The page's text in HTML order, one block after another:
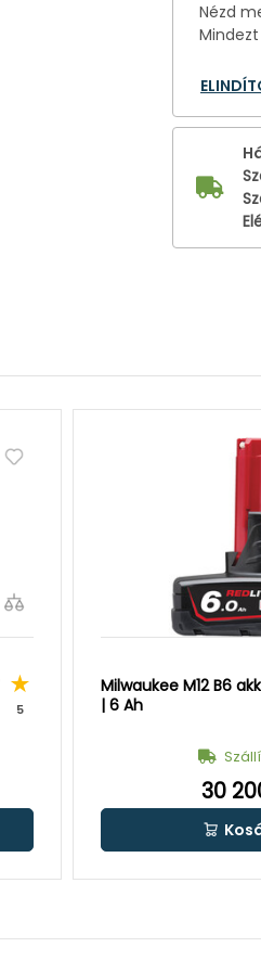
Nézd
5
Milwaukee M12 B6
| 6 Ah
30